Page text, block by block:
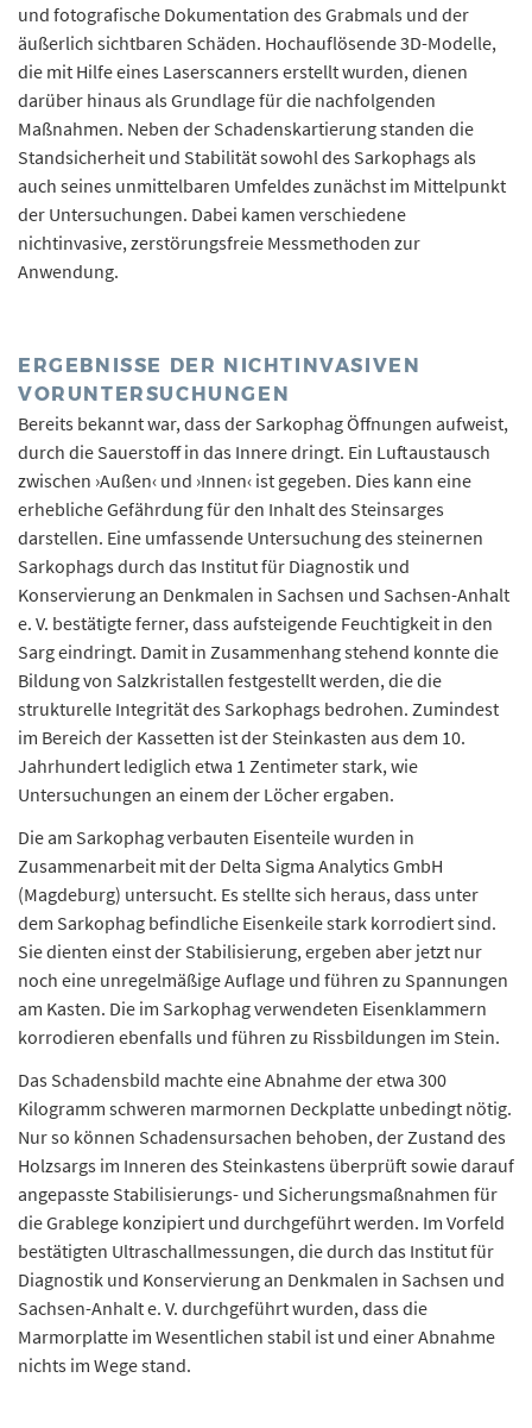
und fotografische Dokumentation des Grabmals und der
äußerlich sichtbaren Schäden. Hochauflösende 3D-Modelle,
die mit Hilfe eines Laserscanners erstellt wurden, dienen
darüber hinaus als Grundlage für die nachfolgenden
Maßnahmen. Neben der Schadenskartierung standen die
Standsicherheit und Stabilität sowohl des Sarkophags als
auch seines unmittelbaren Umfeldes zunächst im Mittelpunkt
der Untersuchungen. Dabei kamen verschiedene
nichtinvasive, zerstörungsfreie Messmethoden zur
Anwendung.
ERGEBNISSE DER NICHTINVASIVEN
VORUNTERSUCHUNGEN
Bereits bekannt war, dass der Sarkophag Öffnungen aufweist,
durch die Sauerstoff in das Innere dringt. Ein Luftaustausch
zwischen ›Außen‹ und ›Innen‹ ist gegeben. Dies kann eine
erhebliche Gefährdung für den Inhalt des Steinsarges
darstellen. Eine umfassende Untersuchung des steinernen
Sarkophags durch das Institut für Diagnostik und
Konservierung an Denkmalen in Sachsen und Sachsen-Anhalt
e. V. bestätigte ferner, dass aufsteigende Feuchtigkeit in den
Sarg eindringt. Damit in Zusammenhang stehend konnte die
Bildung von Salzkristallen festgestellt werden, die die
strukturelle Integrität des Sarkophags bedrohen. Zumindest
im Bereich der Kassetten ist der Steinkasten aus dem 10.
Jahrhundert lediglich etwa 1 Zentimeter stark, wie
Untersuchungen an einem der Löcher ergaben.
Die am Sarkophag verbauten Eisenteile wurden in
Zusammenarbeit mit der Delta Sigma Analytics GmbH
(Magdeburg) untersucht. Es stellte sich heraus, dass unter
dem Sarkophag befindliche Eisenkeile stark korrodiert sind.
Sie dienten einst der Stabilisierung, ergeben aber jetzt nur
noch eine unregelmäßige Auflage und führen zu Spannungen
am Kasten. Die im Sarkophag verwendeten Eisenklammern
korrodieren ebenfalls und führen zu Rissbildungen im Stein.
Das Schadensbild machte eine Abnahme der etwa 300
Kilogramm schweren marmornen Deckplatte unbedingt nötig.
Nur so können Schadensursachen behoben, der Zustand des
Holzsargs im Inneren des Steinkastens überprüft sowie darauf
angepasste Stabilisierungs- und Sicherungsmaßnahmen für
die Grablege konzipiert und durchgeführt werden. Im Vorfeld
bestätigten Ultraschallmessungen, die durch das Institut für
Diagnostik und Konservierung an Denkmalen in Sachsen und
Sachsen-Anhalt e. V. durchgeführt wurden, dass die
Marmorplatte im Wesentlichen stabil ist und einer Abnahme
nichts im Wege stand.